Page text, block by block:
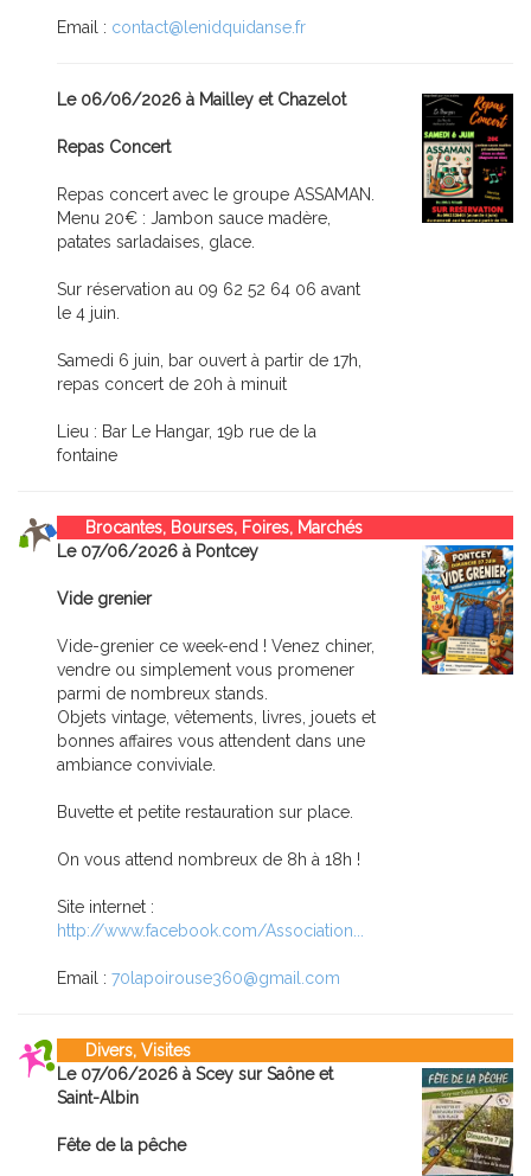
Email : contact@lenidquidanse.fr
Le 06/06/2026 à Mailley et Chazelot
Repas Concert
Repas concert avec le groupe ASSAMAN.
Menu 20€ : Jambon sauce madère,
patates sarladaises, glace.
Sur réservation au 09 62 52 64 06 avant
le 4 juin.
Samedi 6 juin, bar ouvert à partir de 17h,
repas concert de 20h à minuit
Lieu : Bar Le Hangar, 19b rue de la
fontaine
Brocantes, Bourses, Foires, Marchés
Le 07/06/2026 à Pontcey
Vide grenier
Vide-grenier ce week-end ! Venez chiner,
vendre ou simplement vous promener
parmi de nombreux stands.
Objets vintage, vêtements, livres, jouets et
bonnes affaires vous attendent dans une
ambiance conviviale.
Buvette et petite restauration sur place.
On vous attend nombreux de 8h à 18h !
Site internet :
http://www.facebook.com/Association...
Email : 70lapoirouse360@gmail.com
Divers, Visites
Le 07/06/2026 à Scey sur Saône et
Saint-Albin
Fête de la pêche